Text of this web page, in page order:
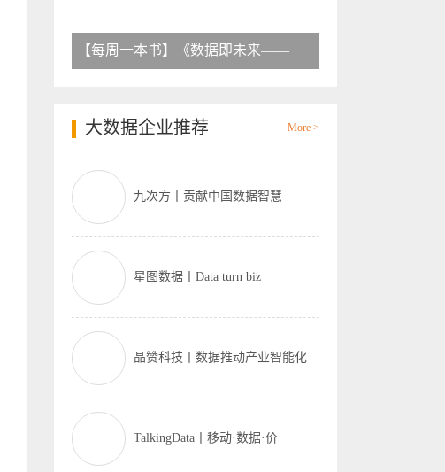
【每周一本书】《数据即未来——
大数据企业推荐 More >
九次方丨贡献中国数据智慧
星图数据丨Data turn biz
晶赞科技丨数据推动产业智能化
TalkingData丨移动·数据·价